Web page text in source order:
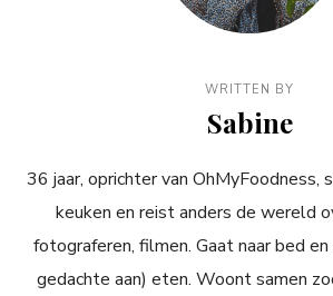
WRITTEN BY
Sabine
36 jaar, oprichter van
keuken en reist anders de wereld
fotograferen, filmen. Gaat naar bed
gedachte aan) eten. Woont samen